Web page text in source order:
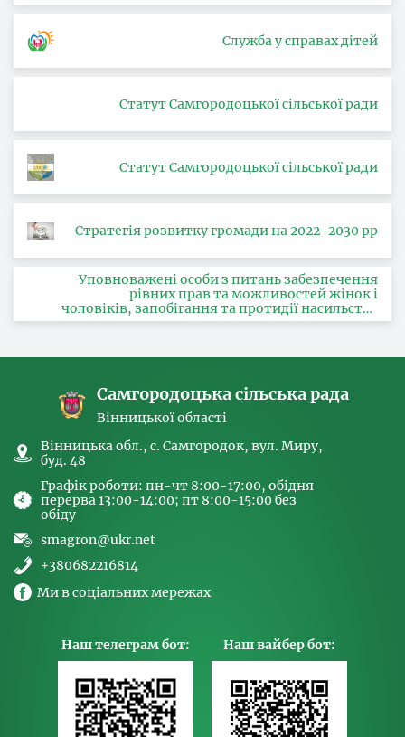
Служба у справах дітей
Статут Самгородоцької сільської ради
Статут Самгородоцької сільської ради
Стратегія розвитку громади на 2022-2030 рр
Уповноважені особи з питань забезпечення
рівних прав та можливостей жінок і
чоловіків, запобігання та протидії насильству
за ознакою статі, з питань здійснення заходів,
Самгородоцька сільська рада
Вінницької області
Вінницька обл., с. Самгородок, вул. Миру,
буд. 48
Графік роботи: пн-чт 8:00-17:00, обідня
перерва 13:00-14:00; пт 8:00-15:00 без
обіду
smagron@ukr.net
+380682216814
Ми в соціальних мережах
Наш телеграм бот: Наш вайбер бот: